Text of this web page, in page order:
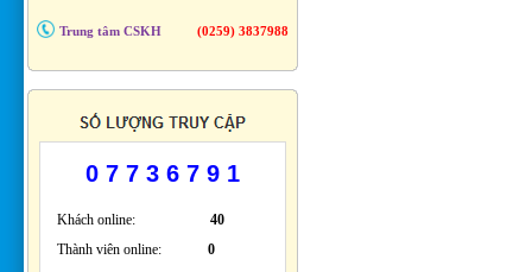
Trung tâm CSKH (0259) 3837988
0 7 7 3 6 7 9 1
Khách online: 40
Thành viên online: 0